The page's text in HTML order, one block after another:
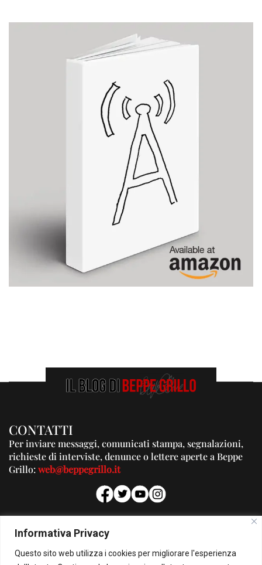
Informativa Privacy
Questo sito web utilizza i cookies per migliorare l'esperienza
CONTATTI
Per inviare messaggi, comunicati stampa, segnalazioni,
richieste di interviste, denunce o lettere aperte a Beppe
Grillo:web@beppegrillo.it
PUBBLICITA'
Per la tua pubblicità su questo Blog:
pubblicita@beppegrillo.it